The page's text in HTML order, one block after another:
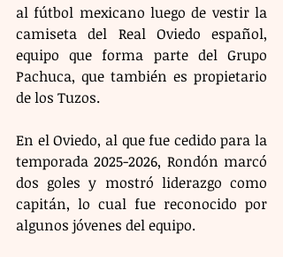
al fútbol mexicano luego de vestir la
camiseta del Real Oviedo español,
equipo que forma parte del Grupo
Pachuca, que también es propietario
de los Tuzos.
En el Oviedo, al que fue cedido para la
temporada 2025-2026, Rondón marcó
dos goles y mostró liderazgo como
capitán, lo cual fue reconocido por
algunos jóvenes del equipo.